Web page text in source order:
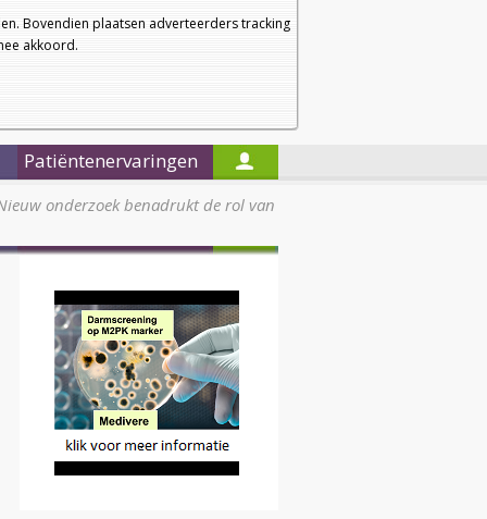
Bovendien plaatsen adverteerders tracking
akkoord.
a
a
Nieuwsbrief
Startpagina
Patiëntenervaringen
onderzoek benadrukt de rol van